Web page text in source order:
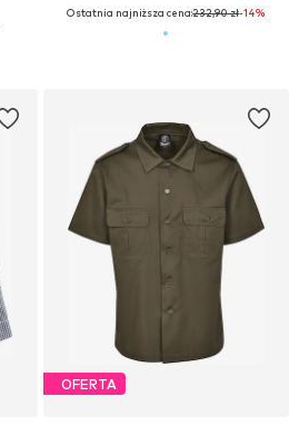
Ostatnia najniższa cena:232,90 zł-14%
OFERTA